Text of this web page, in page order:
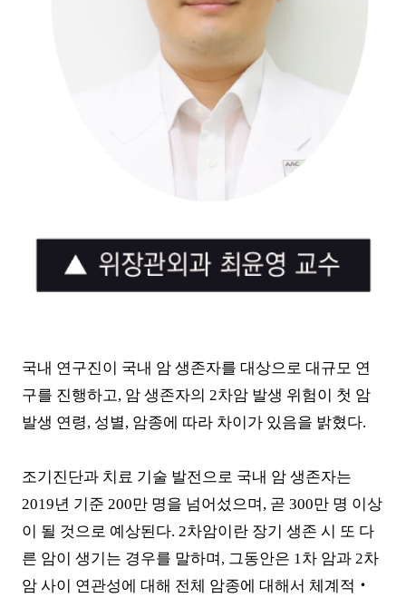
국내 연구진이 국내 암 생존자를 대상으로 대규모 연
구를 진행하고, 암 생존자의 2차암 발생 위험이 첫 암
발생 연령, 성별, 암종에 따라 차이가 있음을 밝혔다.
조기진단과 치료 기술 발전으로 국내 암 생존자는
2019년 기준 200만 명을 넘어섰으며 , 곧 300만 명 이상
이 될 것으로 예상된다. 2차암이란 장기 생존 시 또 다
른 암이 생기는 경우를 말하며 , 그동안은 1차 암과 2차
암 사이 연관성에 대해 전체 암종에 대해서 체계적 ‧